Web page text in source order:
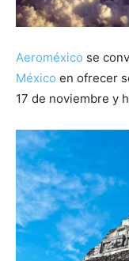
Aeroméxico se
México en ofrecer
17 de noviembre y